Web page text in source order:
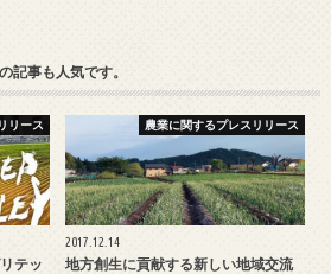
記事も人気です。
リース
テッ
農業に関するプレスリリース
2017.12.14
地方創生に貢献する新しい地域交流